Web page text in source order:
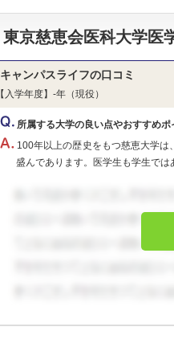
東京慈恵会医科大学医
キャンパスライフの口コミ
【入学年度】-年（現役）
所属する大学の良い点やおすすめ
100年以上の歴史をもつ慈恵大学は
盛んであります。医学生も学生では